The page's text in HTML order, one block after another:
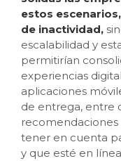
estos
de inactividad,
escalabilidad y
permitirían
experiencias
aplicaciones
de entrega, entre
tener en cuenta
y que esté en